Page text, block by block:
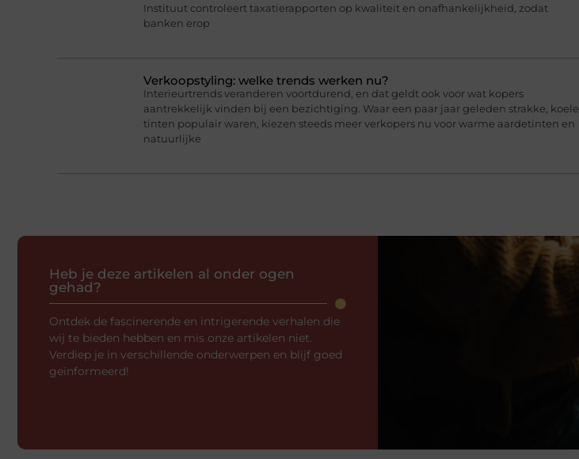
Instituut controleert taxatierapporten op kwaliteit en onafhankelijkheid, zodat
banken erop
Verkoopstyling: welke trends werken nu?
Interieurtrends veranderen voortdurend, en dat geldt ook voor wat kopers
aantrekkelijk vinden bij een bezichtiging. Waar een paar jaar geleden strakke, koele
tinten populair waren, kiezen steeds meer verkopers nu voor warme aardetinten en
natuurlijke
Heb je deze artikelen al onder ogen
gehad?
Ontdek de fascinerende en intrigerende verhalen die
wij te bieden hebben en mis onze artikelen niet.
Verdiep je in verschillende onderwerpen en blijf goed
geïnformeerd!